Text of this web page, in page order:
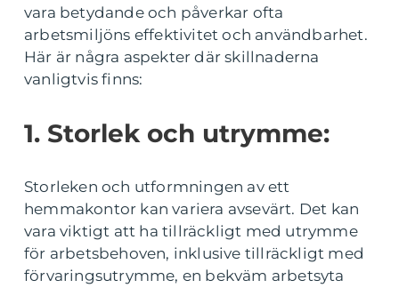
vara betydande och påverkar ofta
arbetsmiljöns effektivitet och användbarhet.
Här är några aspekter där skillnaderna
vanligtvis finns:
1. Storlek och utrymme:
Storleken och utformningen av ett
hemmakontor kan variera avsevärt. Det kan
vara viktigt att ha tillräckligt med utrymme
för arbetsbehoven, inklusive tillräckligt med
förvaringsutrymme, en bekväm arbetsyta